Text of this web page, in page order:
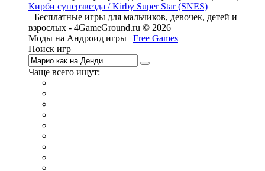
Кирби суперзвезда / Kirby Super Star (SNES)
Бесплатные игры для мальчиков, девочек, детей и
взрослых - 4GameGround.ru © 2026
Моды на Андроид игры | Free Games
Поиск игр
Чаще всего ищут: